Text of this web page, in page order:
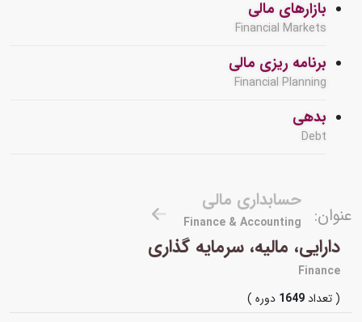
بازارهای مالی
Financial Markets
برنامه ریزی مالی
Financial Planning
بدهی
Debt
عنوان:
حسابداری مالی
Finance & Accounting
دارایی، مالیه، سرمایه گذاری
Finance
( تعداد1649 دوره )